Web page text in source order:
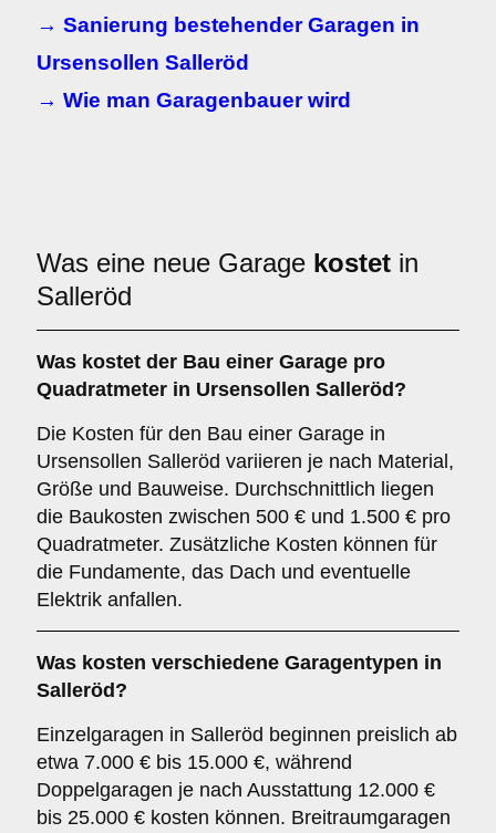
→ Sanierung bestehender Garagen in
Ursensollen Salleröd
→ Wie man Garagenbauer wird
Was eine neue Garage kostet in
Salleröd
Was kostet der Bau einer Garage pro
Quadratmeter in Ursensollen Salleröd?
Die Kosten für den Bau einer Garage in
Ursensollen Salleröd variieren je nach Material,
Größe und Bauweise. Durchschnittlich liegen
die Baukosten zwischen 500 € und 1.500 € pro
Quadratmeter. Zusätzliche Kosten können für
die Fundamente, das Dach und eventuelle
Elektrik anfallen.
Was kosten verschiedene Garagentypen in
Salleröd?
Einzelgaragen in Salleröd beginnen preislich ab
etwa 7.000 € bis 15.000 €, während
Doppelgaragen je nach Ausstattung 12.000 €
bis 25.000 € kosten können. Breitraumgaragen